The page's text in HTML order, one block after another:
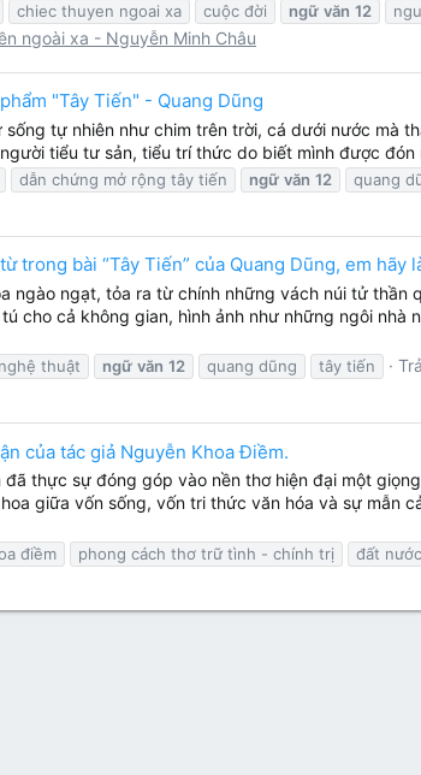
chiec thuyen ngoai xa cuộc đời ngữ văn 12
ngoài xa - Nguyễn Minh Châu
"Tây Tiến" - Quang Dũng
tự nhiên như chim trên trời, cá dưới nước mà
tiểu tư sản, tiểu trí thức do biết mình được đón
dẫn chứng mở rộng tây tiến ngữ văn 12 quang
trong bài “Tây Tiến” của Quang Dũng, em hãy
ngào ngạt, tỏa ra từ chính những vách núi tử thần
cho cả không gian, hình ảnh như những ngôi nhà
nghệ thuật ngữ văn 12 quang dũng tây tiến
của tác giả Nguyễn Khoa Điềm.
thực sự đóng góp vào nền thơ hiện đại một
giữa vốn sống, vốn tri thức văn hóa và sự mẫn
điềm phong cách thơ trữ tình - chính trị đất nước